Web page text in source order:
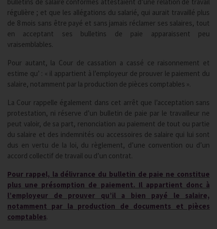
régulière ; et que les allégations du salarié, qui aurait travaillé plus
de 8 mois sans être payé et sans jamais réclamer ses salaires, tout
en acceptant ses bulletins de paie apparaissent peu
vraisemblables.
Pour autant, la Cour de cassation a cassé ce raisonnement et
estime qu’ : « il appartient à l’employeur de prouver le paiement du
salaire, notamment par la production de pièces comptables ».
La Cour rappelle également dans cet arrêt que l’acceptation sans
protestation, ni réserve d’un bulletin de paie par le travailleur ne
peut valoir, de sa part, renonciation au paiement de tout ou partie
du salaire et des indemnités ou accessoires de salaire qui lui sont
dus en vertu de la loi, du règlement, d’une convention ou d’un
accord collectif de travail ou d’un contrat.
Pour rappel, la délivrance du bulletin de paie ne constitue
plus une présomption de paiement. Il appartient donc à
l’employeur de prouver qu’il a bien payé le salaire,
notamment par la production de documents et pièces
comptables.